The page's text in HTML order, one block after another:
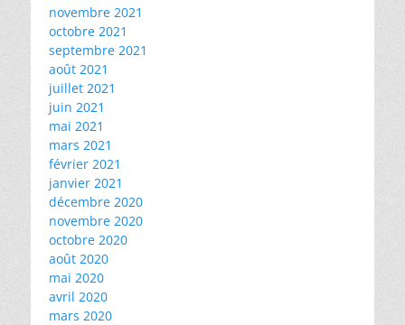
novembre 2021
octobre 2021
septembre 2021
août 2021
juillet 2021
juin 2021
mai 2021
mars 2021
février 2021
janvier 2021
décembre 2020
novembre 2020
octobre 2020
août 2020
mai 2020
avril 2020
mars 2020